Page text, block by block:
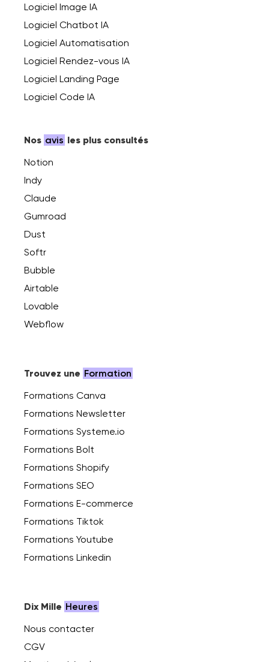
Logiciel Image IA
Logiciel Chatbot IA
Logiciel Automatisation
Logiciel Rendez-vous IA
Logiciel Landing Page
Logiciel Code IA
Nos avis les plus consultés
Notion
Indy
Claude
Gumroad
Dust
Softr
Bubble
Airtable
Lovable
Webflow
Trouvez une Formation
Formations Canva
Formations Newsletter
Formations Systeme.io
Formations Bolt
Formations Shopify
Formations SEO
Formations E-commerce
Formations Tiktok
Formations Youtube
Formations Linkedin
Dix Mille Heures
Nous contacter
CGV